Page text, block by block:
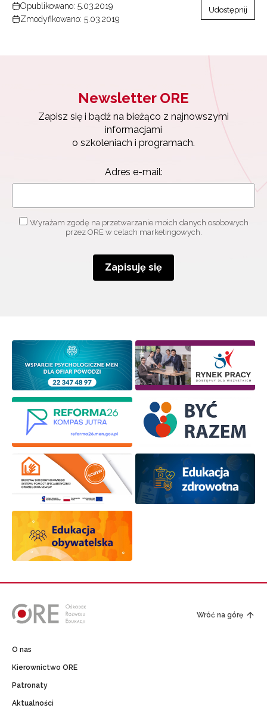
Opublikowano: 5.03.2019
Zmodyfikowano: 5.03.2019
Udostępnij
Newsletter ORE
Zapisz się i bądź na bieżąco z najnowszymi
informacjami
o szkoleniach i programach.
Adres e-mail:
Wyrażam zgodę na przetwarzanie moich danych osobowych
przez ORE w celach marketingowych.
Zapisuję się
Wróć na górę
O nas
Kierownictwo ORE
Patronaty
Aktualności
Newsletter ORE
Zapisz się i bądź na bieżąco z najnowszymi
Zapisuję się